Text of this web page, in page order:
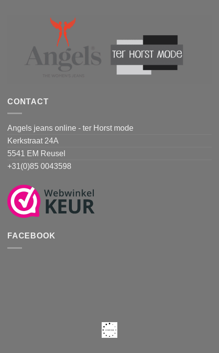
CONTACT
Angels jeans online - ter Horst mode
Kerkstraat 24A
5541 EM Reusel
+31(0)85 0043598
FACEBOOK